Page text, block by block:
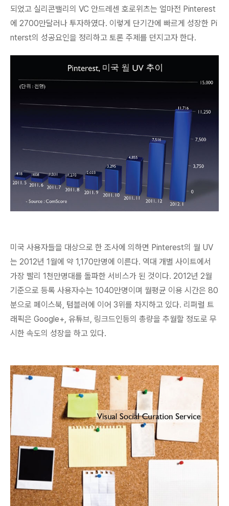
되었고 실리콘밸리의 VC 안드레센 호로위츠는 얼마전 Pinterest
에 2700만달러나 투자하였다. 이렇게 단기간에 빠르게 성장한 Pi
nterst의 성공요인을 정리하고 토론 주제를 던지고자 한다.
미국 사용자들을 대상으로 한 조사에 의하면 Pinterest의 월 UV
는 2012년 1월에 약 1,170만명에 이른다. 역대 개별 사이트에서
가장 빨리 1천만명대를 돌파한 서비스가 된 것이다. 2012년 2월
기준으로 등록 사용자수는 1040만명이며 월평균 이용 시간은 80
분으로 페이스북, 텀블러에 이어 3위를 차지하고 있다. 리퍼럴 트
래픽은 Google+, 유튜브, 링크드인등의 총량을 추월할 정도로 무
시한 속도의 성장을 하고 있다.